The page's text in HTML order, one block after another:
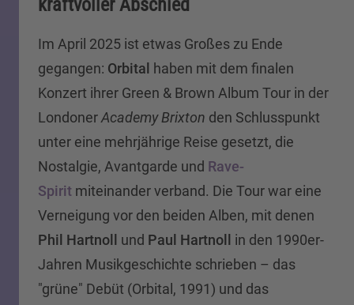
kraftvoller Abschied
Im April 2025 ist etwas Großes zu Ende
gegangen: Orbital haben mit dem finalen
Konzert ihrer Green & Brown Album Tour in der
LondonerAcademy Brixton den Schlusspunkt
unter eine mehrjährige Reise gesetzt, die
Nostalgie, Avantgarde und Rave-
Spirit miteinander verband. Die Tour war eine
Verneigung vor den beiden Alben, mit denen
Phil Hartnoll und Paul Hartnoll in den 1990er-
Jahren Musikgeschichte schrieben – das
"grüne" Debüt (Orbital, 1991) und das